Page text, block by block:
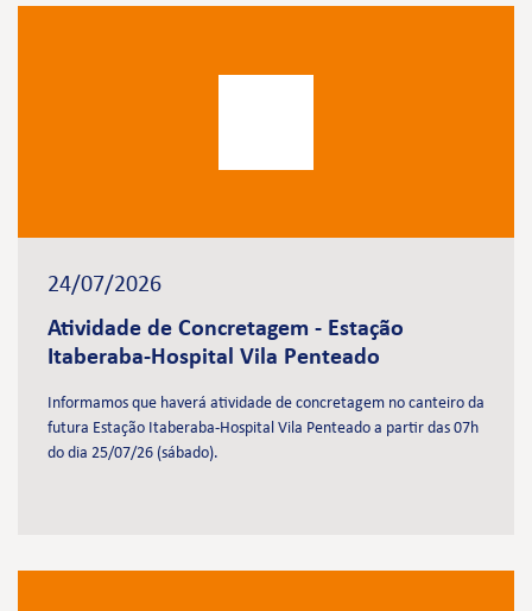
24/07/2026
Atividade de Concretagem - Estação
Itaberaba-Hospital Vila Penteado
Informamos que haverá atividade de concretagem no canteiro da
futura Estação Itaberaba-Hospital Vila Penteado a partir das 07h
do dia 25/07/26 (sábado).